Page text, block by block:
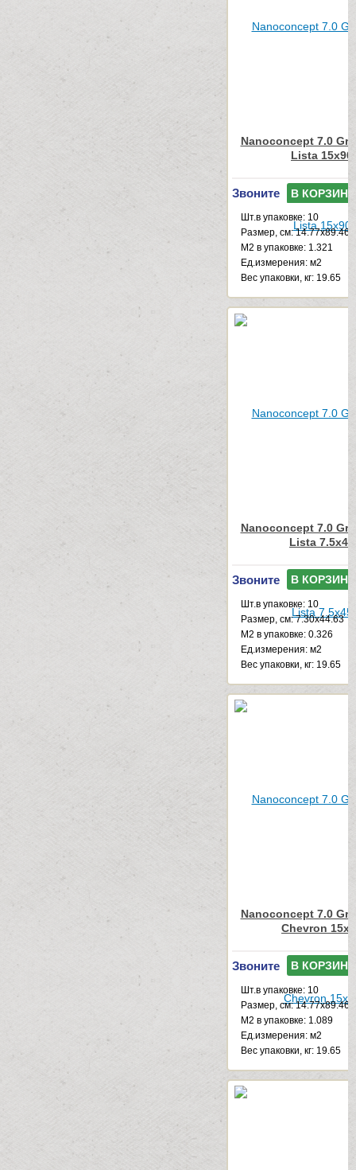
Nanoconcept 7.0
Lista 15x90
Звоните В КОРЗИНУ
Шт.в упаковке: 10
Размер, см: 14.77x89.46
М2 в упаковке: 1.321
Ед.измерения: м2
Веc упаковки, кг: 19.65
Nanoconcept 7.0
Lista 7.5x45
Звоните В КОРЗИНУ
Шт.в упаковке: 10
Размер, см: 7.30x44.63
М2 в упаковке: 0.326
Ед.измерения: м2
Веc упаковки, кг: 19.65
Nanoconcept 7.0
Chevron
Звоните В КОРЗИНУ
Шт.в упаковке: 10
Размер, см: 14.77x89.46
М2 в упаковке: 1.089
Ед.измерения: м2
Веc упаковки, кг: 19.65